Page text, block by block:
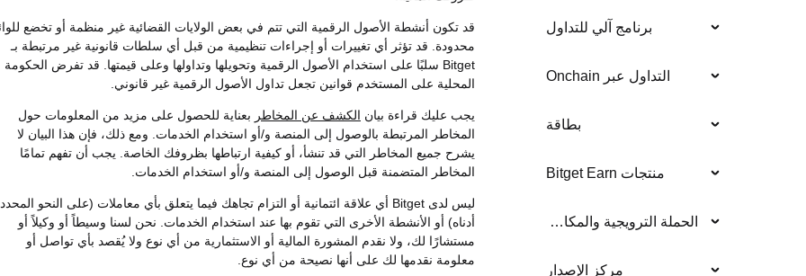
برنامج آلي للتداول
التداول عبر Onchain
بطاقة
منتجات Bitget Earn
الحملة الترويجية والمكافأة
مركز الإصدار
قد تكون أنشطة الأصول الرقمية التي تتم في بعض الولايات القضائية غير منظمة أو تخضع
محدودة. قد تؤثر أي تغييرات أو إجراءات تنظيمية من قبل أي سلطات قانونية غير مرتبطة بـ
Bitget سلبًا على استخدام الأصول الرقمية وتحويلها وتداولها وعلى قيمتها. قد تفرض الحكومة
المحلية على المستخدم قوانين تجعل تداول الأصول الرقمية غير قانوني.
يجب عليك قراءة بيان الكشف عن المخاطر بعناية للحصول على مزيد من المعلومات حول
المخاطر المرتبطة بالوصول إلى المنصة و/أو استخدام الخدمات. ومع ذلك، فإن هذا البيان لا
يشرح جميع المخاطر التي قد تنشأ، أو كيفية ارتباطها بظروفك الخاصة. يجب أن تفهم تمامًا
المخاطر المتضمنة قبل الوصول إلى المنصة و/أو استخدام الخدمات.
ليس لدى Bitget أي علاقة ائتمانية أو التزام تجاهك فيما يتعلق بأي معاملات (على النحو المحدد
أدناه) أو الأنشطة الأخرى التي تقوم بها عند استخدام الخدمات. نحن لسنا وسيطاً أو وكيلاً أو
مستشارًا لك، ولا نقدم المشورة المالية أو الاستثمارية من أي نوع ولا يُقصد بأي تواصل أو
معلومة نقدمها لك على أنها نصيحة من أي نوع.